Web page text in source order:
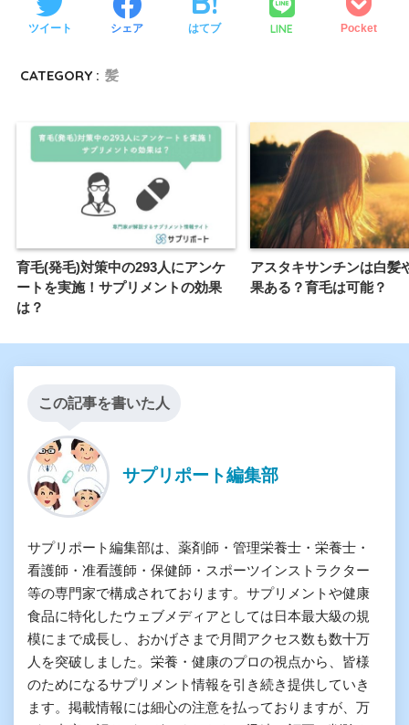
ツイート シェア はてブ LINE Pocket
CATEGORY : 髪
育毛(発毛)対策中の293人にアンケ
ートを実施！サプリメントの効果
は？
アスタキサンチンは白髪
果ある？育毛は可能？
この記事を書いた人
サプリポート編集部
サプリポート編集部は、薬剤師・管理栄養士・栄養士・
看護師・准看護師・保健師・スポーツインストラクター
等の専門家で構成されております。サプリメントや健康
食品に特化したウェブメディアとしては日本最大級の規
模にまで成長し、おかげさまで月間アクセス数も数十万
人を突破しました。栄養・健康のプロの視点から、皆様
のためになるサプリメント情報を引き続き提供していき
ます。掲載情報には細心の注意を払っておりますが、万